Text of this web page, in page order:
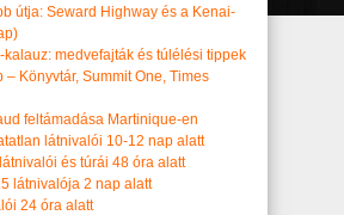
útja: Seward Highway és a Kenai-
medvefajták és túlélési tippek
– Könyvtár, Summit One, Times
feltámadása Martinique-en
látnivalói 10-12 nap alatt
és túrái 48 óra alatt
látnivalója 2 nap alatt
24 óra alatt